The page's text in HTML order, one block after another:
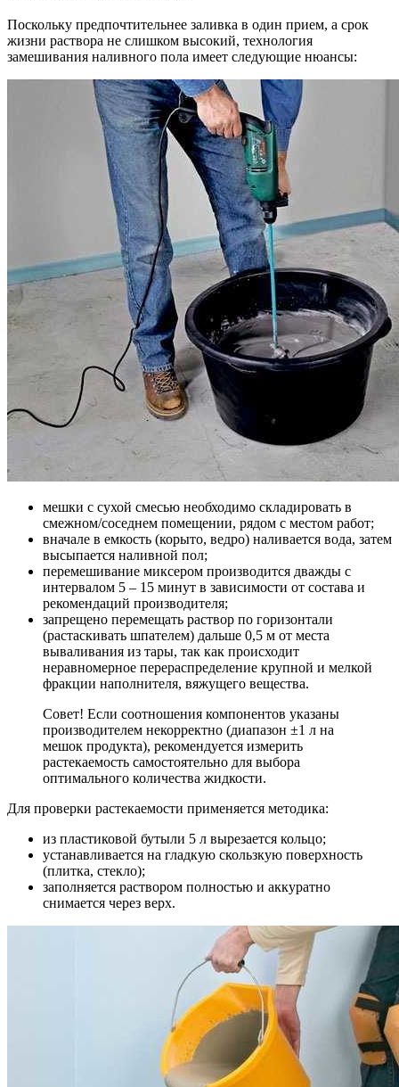
Поскольку предпочтительнее заливка в один прием, а срок
жизни раствора не слишком высокий, технология
замешивания наливного пола имеет следующие нюансы:
мешки с сухой смесью необходимо складировать в
смежном/соседнем помещении, рядом с местом работ;
вначале в емкость (корыто, ведро) наливается вода, затем
высыпается наливной пол;
перемешивание миксером производится дважды с
интервалом 5 – 15 минут в зависимости от состава и
рекомендаций производителя;
запрещено перемещать раствор по горизонтали
(растаскивать шпателем) дальше 0,5 м от места
вываливания из тары, так как происходит
неравномерное перераспределение крупной и мелкой
фракции наполнителя, вяжущего вещества.
Совет! Если соотношения компонентов указаны
производителем некорректно (диапазон ±1 л на
мешок продукта), рекомендуется измерить
растекаемость самостоятельно для выбора
оптимального количества жидкости.
Для проверки растекаемости применяется методика:
из пластиковой бутыли 5 л вырезается кольцо;
устанавливается на гладкую скользкую поверхность
(плитка, стекло);
заполняется раствором полностью и аккуратно
снимается через верх.